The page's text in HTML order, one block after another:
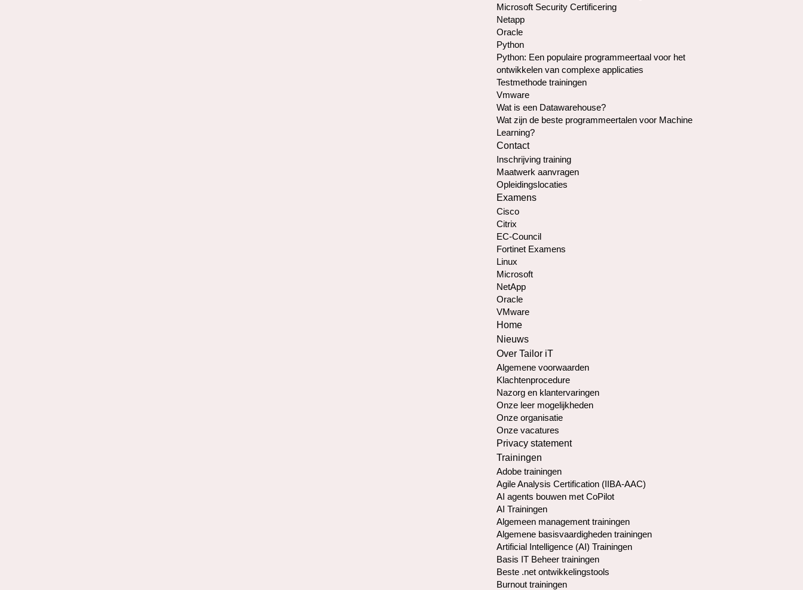
Microsoft Security Certificering
Netapp
Oracle
Python
Python: Een populaire programmeertaal voor het
ontwikkelen van complexe applicaties
Testmethode trainingen
Vmware
Wat is een Datawarehouse?
Wat zijn de beste programmeertalen voor Machine
Learning?
Contact
Inschrijving training
Maatwerk aanvragen
Opleidingslocaties
Examens
Cisco
Citrix
EC-Council
Fortinet Examens
Linux
Microsoft
NetApp
Oracle
VMware
Home
Nieuws
Over Tailor iT
Algemene voorwaarden
Klachtenprocedure
Nazorg en klantervaringen
Onze leer mogelijkheden
Onze organisatie
Onze vacatures
Privacy statement
Trainingen
Adobe trainingen
Agile Analysis Certification (IIBA-AAC)
AI agents bouwen met CoPilot
AI Trainingen
Algemeen management trainingen
Algemene basisvaardigheden trainingen
Artificial Intelligence (AI) Trainingen
Basis IT Beheer trainingen
Beste .net ontwikkelingstools
Burnout trainingen